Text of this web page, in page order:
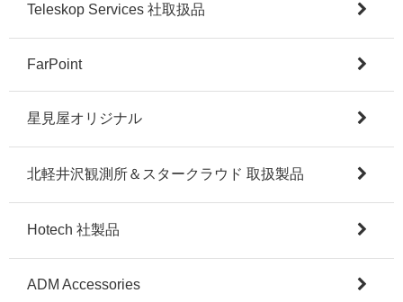
Teleskop Services 社取扱品
FarPoint
星見屋オリジナル
北軽井沢観測所＆スタークラウド 取扱製品
Hotech 社製品
ADM Accessories